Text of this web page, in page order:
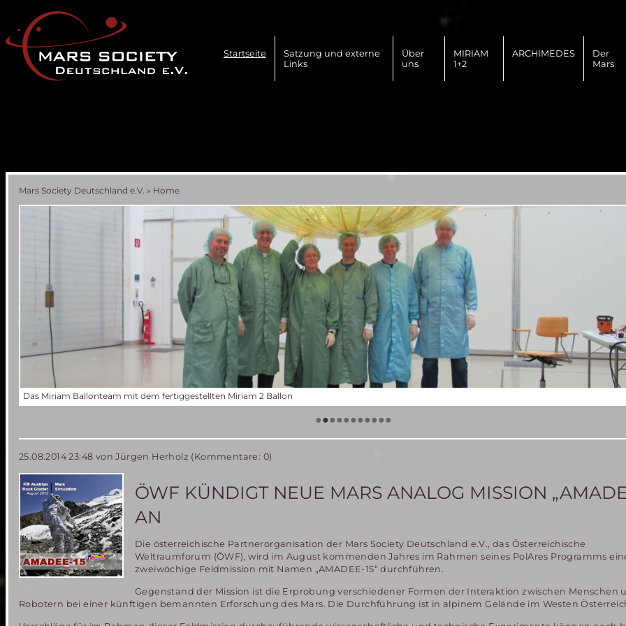
überspringen
Startseite
Satzung und externe
Links
Über
uns
MIRIAM
1+2
ARCHIMEDES
Der
Mars
Mars Society Deutschland e.V. » Home
Das Miriam Ballonteam mit dem fertiggestellten Miriam 2 Ballon
•••••••••••
25.08.2014 23:48 von Jürgen Herholz (Kommentare: 0)
ÖWF KÜNDIGT NEUE MARS ANALOG MISSION
AN
Die österreichische Partnerorganisation der Mars Society Deutschland e.V., das Österreichische
Weltraumforum (ÖWF), wird im August kommenden Jahres im Rahmen seines PolAres Programms
zweiwöchige Feldmission mit Namen „AMADEE-15“ durchführen.
Gegenstand der Mission ist die Erprobung verschiedener Formen der Interaktion zwischen Menschen
Robotern bei einer künftigen bemannten Erforschung des Mars. Die Durchführung ist in alpinem Gelände im Westen